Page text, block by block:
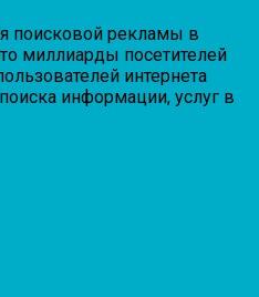
поисковой рекламы в
миллиарды посетителей
интернета
информации, услуг в